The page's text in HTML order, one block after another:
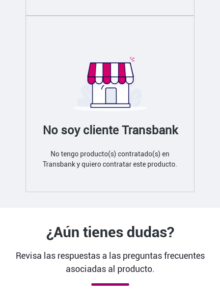
No soy cliente Transbank
No tengo producto(s) contratado(s) en
Transbank y quiero contratar este producto.
¿Aún tienes dudas?
Revisa las respuestas a las preguntas frecuentes
asociadas al producto.